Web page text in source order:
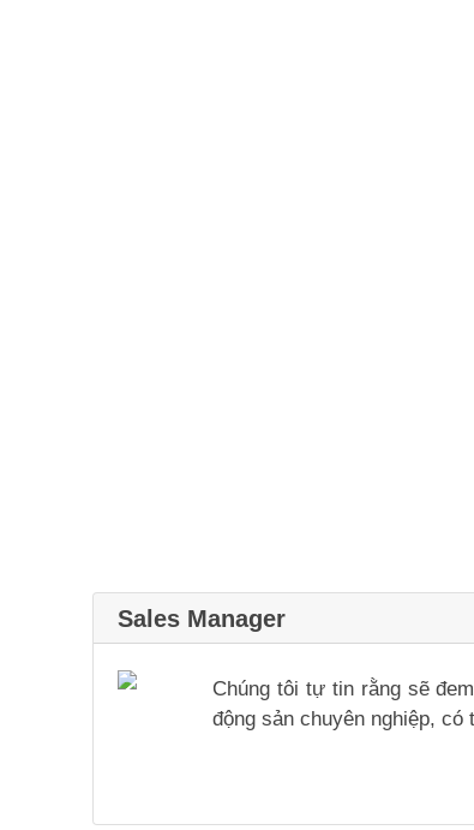
Sales Manager
Chúng tôi tự tin rằng sẽ
động sản chuyên nghiệp, có